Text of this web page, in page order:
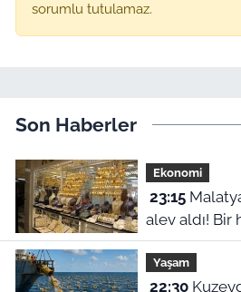
sorumlu tutulamaz.
Son Haberler
Ekonomi
23:15Malatya’da altın piyasası
alev aldı! Bir
fiyat
Yaşam
22:30Kuzeydoğu Atlantik'te